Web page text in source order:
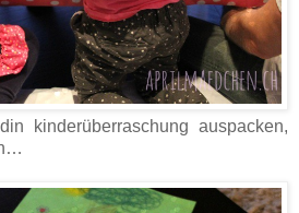
kinderüberraschung auspacken,